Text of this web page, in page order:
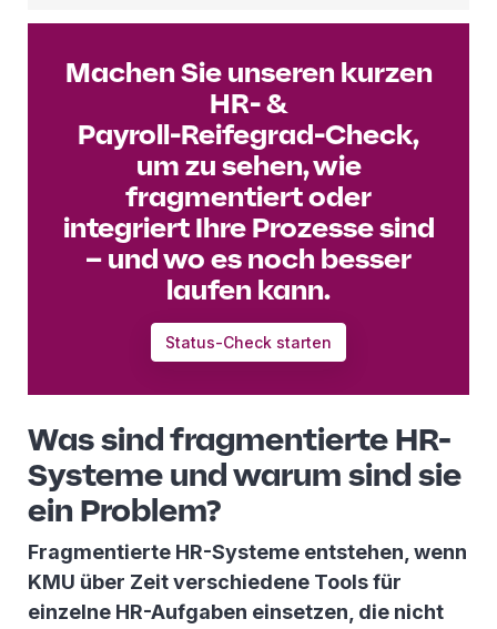
Machen Sie unseren kurzen
HR‑ &
Payroll‑Reifegrad‑Check,
um zu sehen, wie
fragmentiert oder
integriert Ihre Prozesse sind
– und wo es noch besser
laufen kann.
Status-Check starten
Was sind fragmentierte HR-
Systeme und warum sind sie
ein Problem?
Fragmentierte HR-Systeme entstehen, wenn
KMU über Zeit verschiedene Tools für
einzelne HR-Aufgaben einsetzen, die nicht